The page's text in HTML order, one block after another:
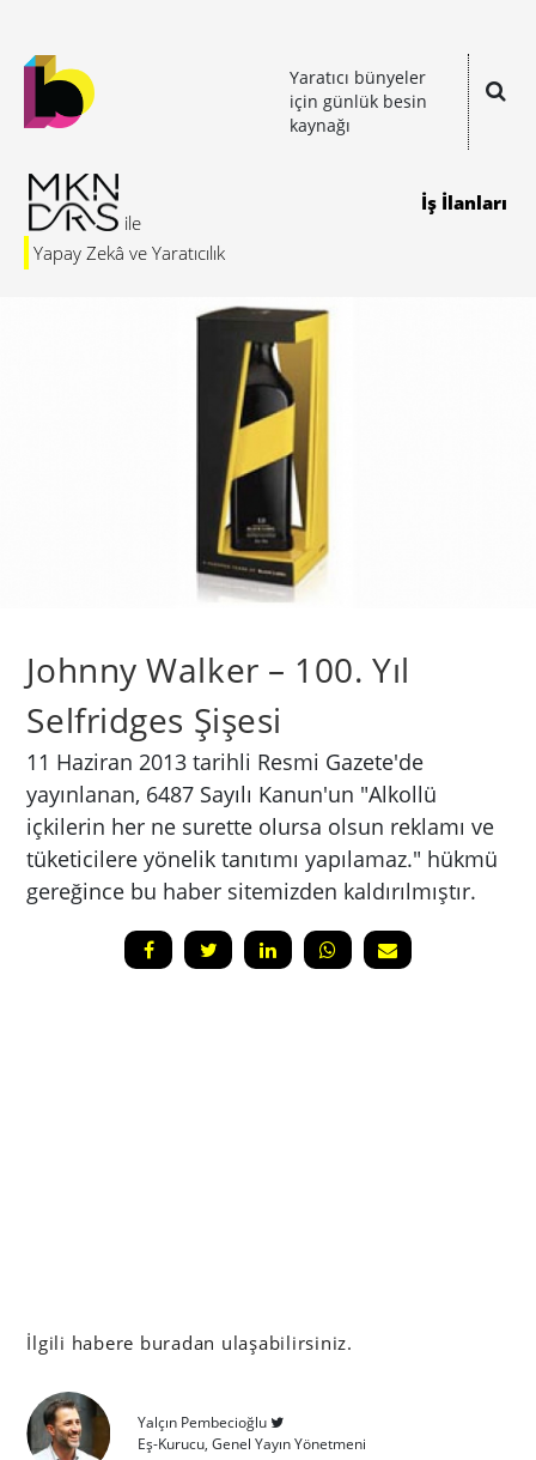
Yaratıcı bünyeler
için günlük besin
kaynağı
Yapay Zekâ ve Yaratıcılık
İş İlanları
Johnny Walker – 100. Yıl
Selfridges Şişesi
11 Haziran 2013 tarihli Resmi Gazete'de
yayınlanan, 6487 Sayılı Kanun'un "Alkollü
içkilerin her ne surette olursa olsun reklamı ve
tüketicilere yönelik tanıtımı yapılamaz." hükmü
gereğince bu haber sitemizden kaldırılmıştır.
İlgili habere buradan ulaşabilirsiniz.
Yalçın Pembecioğlu
Eş-Kurucu, Genel Yayın Yönetmeni